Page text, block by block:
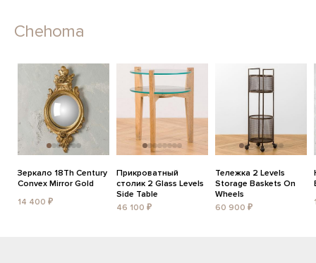
Chehoma
Зеркало 18Th Century
Convex Mirror Gold
14 400 ₽
Прикроватный
столик 2 Glass Levels
Side Table
46 100 ₽
Тележка 2 Levels
Storage Baskets On
Wheels
60 900 ₽